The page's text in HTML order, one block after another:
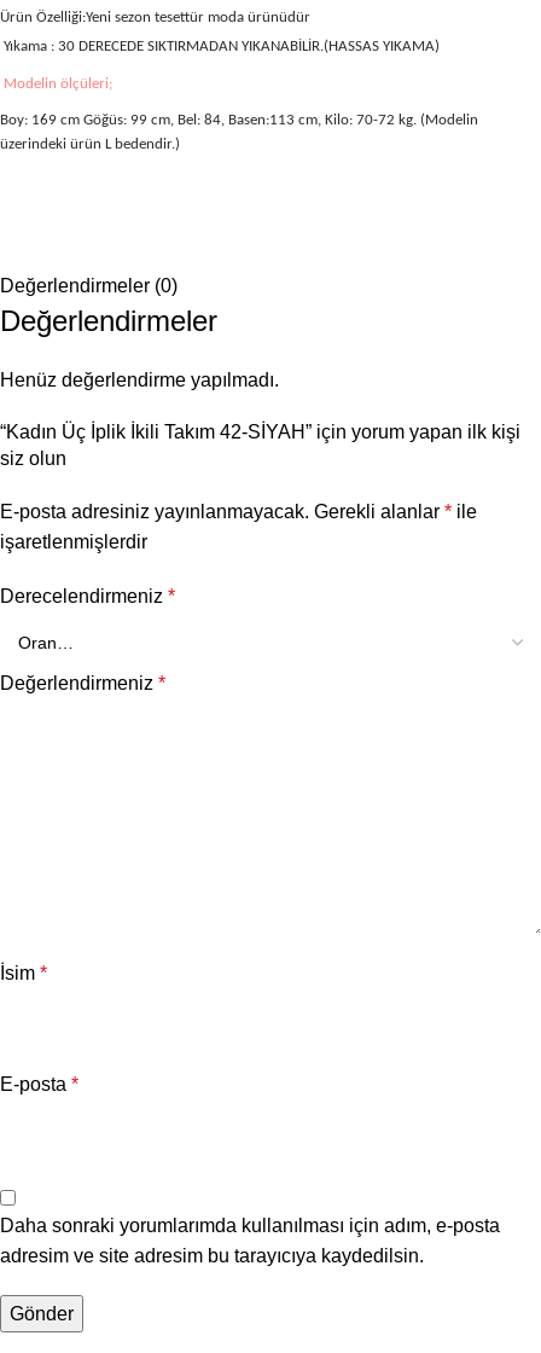
Ürün Özelliği:Yeni sezon tesettür moda ürünüdür
Yıkama : 30 DERECEDE SIKTIRMADAN YIKANABİLİR.(HASSAS YIKAMA)
Modelin ölçüleri;
Boy: 169 cm Göğüs: 99 cm, Bel: 84, Basen:113 cm, Kilo: 70-72 kg. (Modelin
üzerindeki ürün L bedendir.)
Değerlendirmeler (0)
Değerlendirmeler
Henüz değerlendirme yapılmadı.
“Kadın Üç İplik İkili Takım 42-SİYAH” için yorum yapan ilk kişi
siz olun
E-posta adresiniz yayınlanmayacak. Gerekli alanlar * ile
işaretlenmişlerdir
Derecelendirmeniz *
Değerlendirmeniz *
İsim *
E-posta *
Daha sonraki yorumlarımda kullanılması için adım, e-posta
adresim ve site adresim bu tarayıcıya kaydedilsin.